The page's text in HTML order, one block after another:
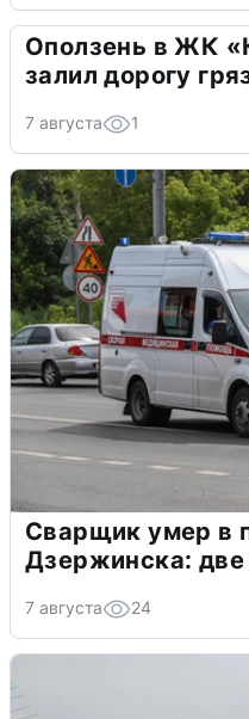
Оползень в ЖК
залил дорогу
7 августа 1
Сварщик умер в
Дзержинска: две
7 августа 24